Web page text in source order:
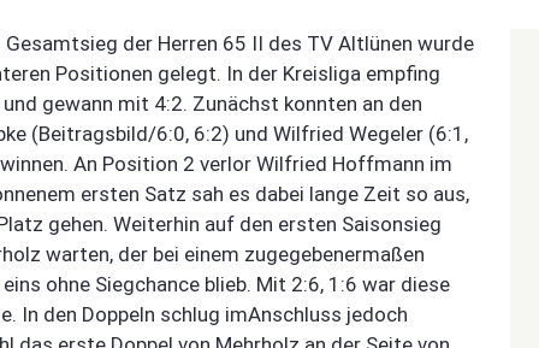
der Herren 65 II des TV Altlünen wurde
Positionen gelegt. In der Kreisliga empfing
gewann mit 4:2. Zunächst konnten an den
(Beitragsbild/6:0, 6:2) und Wilfried Wegeler (6:1,
An Position 2 verlor Wilfried Hoffmann im
ersten Satz sah es dabei lange Zeit so aus,
gehen. Weiterhin auf den ersten Saisonsieg
warten, der bei einem zugegebenermaßen
ohne Siegchance blieb. Mit 2:6, 1:6 war diese
In den Doppeln schlug imAnschluss jedoch